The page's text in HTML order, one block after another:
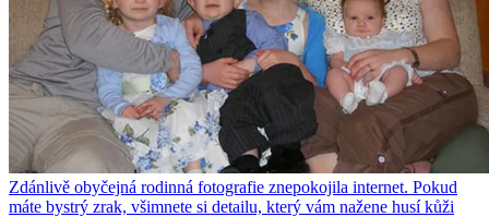
Zdánlivě obyčejná rodinná fotografie znepokojila internet. Pokud
máte bystrý zrak, všimnete si detailu, který vám nažene husí kůži